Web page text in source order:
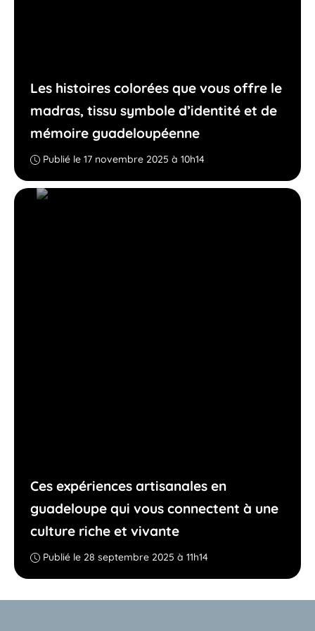
Les histoires colorées que vous offre le
madras, tissu symbole d’identité et de
mémoire guadeloupéenne
Publié le 17 novembre 2025 à 10h14
Ces expériences artisanales en
guadeloupe qui vous connectent à une
culture riche et vivante
Publié le 28 septembre 2025 à 11h14